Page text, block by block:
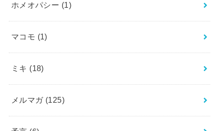
ホメオパシー (1)
マコモ (1)
ミキ (18)
メルマガ (125)